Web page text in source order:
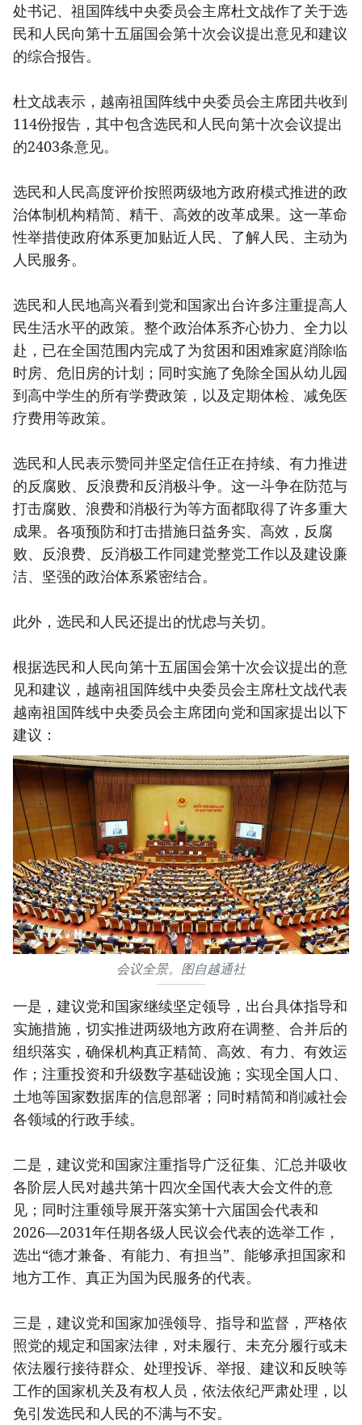
处书记、祖国阵线中央委员会主席杜文战作了关于选
民和人民向第十五届国会第十次会议提出意见和建议
的综合报告。
杜文战表示，越南祖国阵线中央委员会主席团共收到
114份报告，其中包含选民和人民向第十次会议提出
的2403条意见。
选民和人民高度评价按照两级地方政府模式推进的政
治体制机构精简、精干、高效的改革成果。这一革命
性举措使政府体系更加贴近人民、了解人民、主动为
人民服务。
选民和人民地高兴看到党和国家出台许多注重提高人
民生活水平的政策。整个政治体系齐心协力、全力以
赴，已在全国范围内完成了为贫困和困难家庭消除临
时房、危旧房的计划；同时实施了免除全国从幼儿园
到高中学生的所有学费政策，以及定期体检、减免医
疗费用等政策。
选民和人民表示赞同并坚定信任正在持续、有力推进
的反腐败、反浪费和反消极斗争。这一斗争在防范与
打击腐败、浪费和消极行为等方面都取得了许多重大
成果。各项预防和打击措施日益务实、高效，反腐
败、反浪费、反消极工作同建党整党工作以及建设廉
洁、坚强的政治体系紧密结合。
此外，选民和人民还提出的忧虑与关切。
根据选民和人民向第十五届国会第十次会议提出的意
见和建议，越南祖国阵线中央委员会主席杜文战代表
越南祖国阵线中央委员会主席团向党和国家提出以下
建议：
会议全景。图自越通社
一是，建议党和国家继续坚定领导，出台具体指导和
实施措施，切实推进两级地方政府在调整、合并后的
组织落实，确保机构真正精简、高效、有力、有效运
作；注重投资和升级数字基础设施；实现全国人口、
土地等国家数据库的信息部署；同时精简和削减社会
各领域的行政手续。
二是，建议党和国家注重指导广泛征集、汇总并吸收
各阶层人民对越共第十四次全国代表大会文件的意
见；同时注重领导展开落实第十六届国会代表和
2026—2031年任期各级人民议会代表的选举工作，
选出“德才兼备、有能力、有担当”、能够承担国家和
地方工作、真正为国为民服务的代表。
三是，建议党和国家加强领导、指导和监督，严格依
照党的规定和国家法律，对未履行、未充分履行或未
依法履行接待群众、处理投诉、举报、建议和反映等
工作的国家机关及有权人员，依法依纪严肃处理，以
免引发选民和人民的不满与不安。